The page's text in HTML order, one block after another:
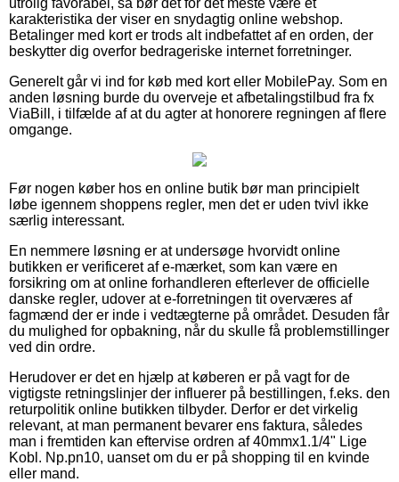
karakteristika der viser en snydagtig online webshop.
Betalinger med kort er trods alt indbefattet af en orden, der
beskytter dig overfor bedrageriske internet forretninger.
Generelt går vi ind for køb med kort eller MobilePay. Som en
anden løsning burde du overveje et afbetalingstilbud fra fx
ViaBill, i tilfælde af at du agter at honorere regningen af flere
omgange.
Før nogen køber hos en online butik bør man principielt
løbe igennem shoppens regler, men det er uden tvivl ikke
særlig interessant.
En nemmere løsning er at undersøge hvorvidt online
butikken er verificeret af e-mærket, som kan være en
forsikring om at online forhandleren efterlever de officielle
danske regler, udover at e-forretningen tit overværes af
fagmænd der er inde i vedtægterne på området. Desuden får
du mulighed for opbakning, når du skulle få problemstillinger
ved din ordre.
Herudover er det en hjælp at køberen er på vagt for de
vigtigste retningslinjer der influerer på bestillingen, f.eks. den
returpolitik online butikken tilbyder. Derfor er det virkelig
relevant, at man permanent bevarer ens faktura, således
man i fremtiden kan eftervise ordren af 40mmx1.1/4" Lige
Kobl. Np.pn10, uanset om du er på shopping til en kvinde
eller mand.